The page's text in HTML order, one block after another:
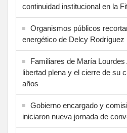
continuidad institucional en la
Organismos públicos
energético de Delcy Rodríguez
Familiares de María
libertad plena y el cierre de su
años
Gobierno encargado y
iniciaron nueva jornada de